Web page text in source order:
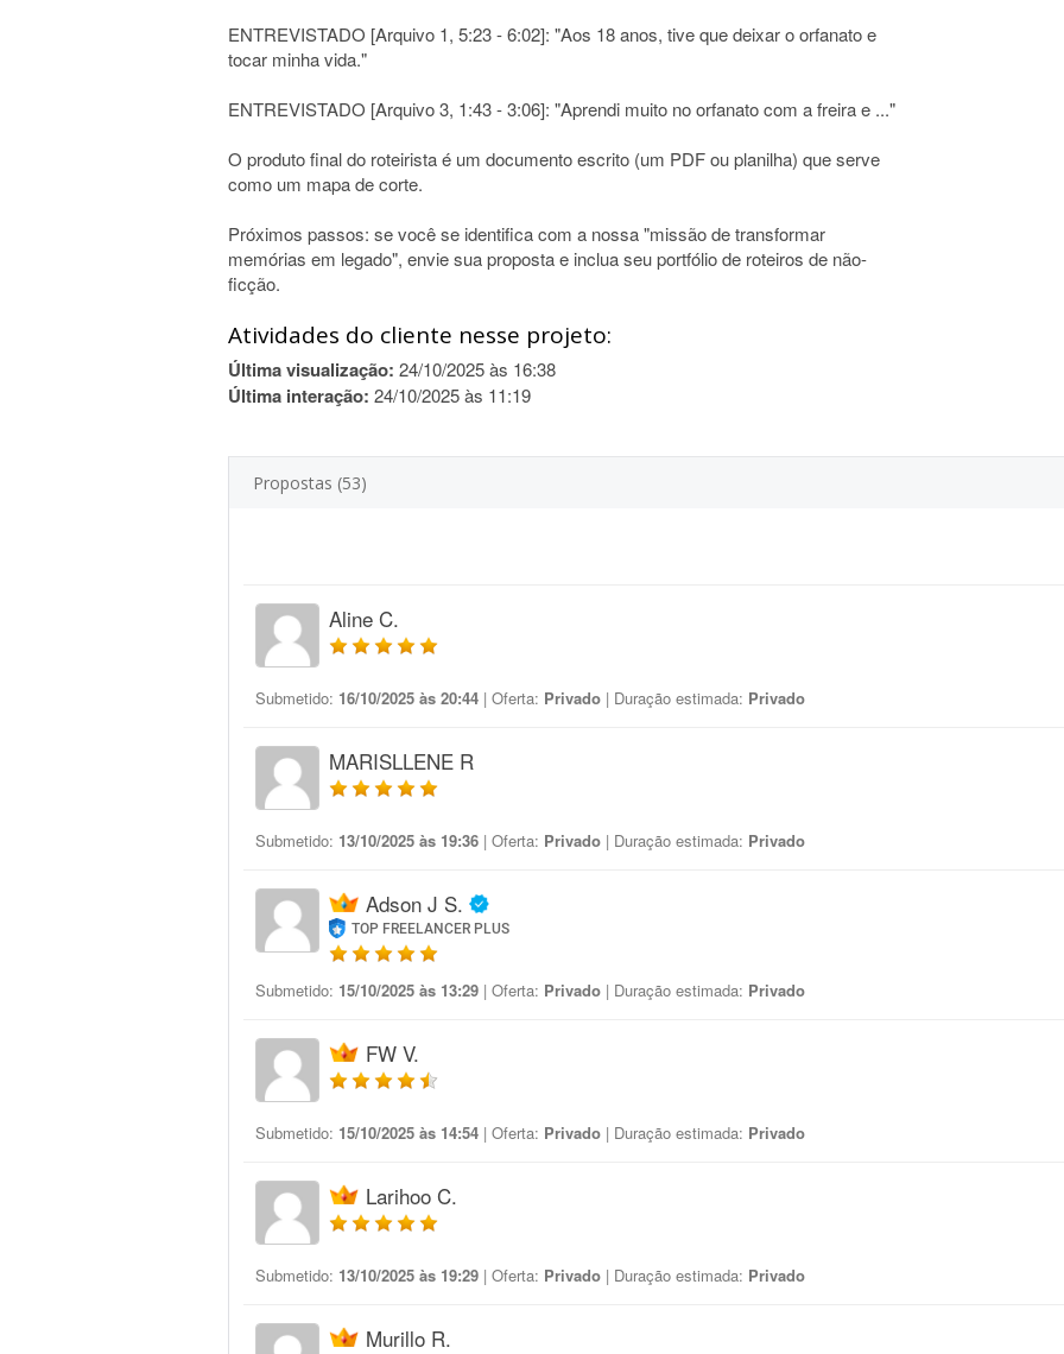
ENTREVISTADO [Arquivo 1, 5:23 - 6:02]: "Aos 18 anos, tive que deixar o orfanato e
tocar minha vida."
ENTREVISTADO [Arquivo 3, 1:43 - 3:06]: "Aprendi muito no orfanato com a freira e ..."
O produto final do roteirista é um documento escrito (um PDF ou planilha) que serve
como um mapa de corte.
Próximos passos: se você se identifica com a nossa "missão de transformar
memórias em legado", envie sua proposta e inclua seu portfólio de roteiros de não-
ficção.
Atividades do cliente nesse projeto:
Última visualização: 24/10/2025 às 16:38
Última interação: 24/10/2025 às 11:19
Propostas (53)
Aline C.
Submetido: 16/10/2025 às 20:44 | Oferta: Privado | Duração estimada: Privado
MARISLLENE R
Submetido: 13/10/2025 às 19:36 | Oferta: Privado | Duração estimada: Privado
Adson J S.
TOP FREELANCER PLUS
Submetido: 15/10/2025 às 13:29 | Oferta: Privado | Duração estimada: Privado
FW V.
Submetido: 15/10/2025 às 14:54 | Oferta: Privado | Duração estimada: Privado
Larihoo C.
Submetido: 13/10/2025 às 19:29 | Oferta: Privado | Duração estimada: Privado
Murillo R.